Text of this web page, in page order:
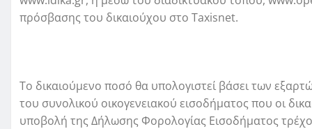
πρόσβασης του δικαιούχου στο Taxisnet.
Το δικαιούμενο ποσό θα υπολογιστεί βάσει των
του συνολικού οικογενειακού εισοδήματος που οι
υποβολή της Δήλωσης Φορολογίας Εισοδήματος